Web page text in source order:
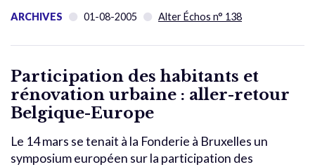
ARCHIVES 01-08-2005 Alter Échos n° 138
Participation des habitants et
rénovation urbaine : aller-retour
Belgique-Europe
Le 14 mars se tenait à la Fonderie à Bruxelles un
symposium européen sur la participation des